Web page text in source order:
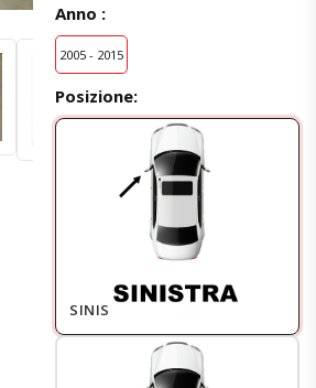
Anno :
2005 - 2015
Posizione:
SINISTRO